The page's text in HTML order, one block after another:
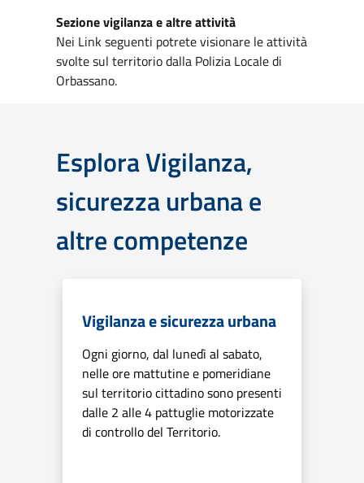
Sezione vigilanza e altre attività
Nei Link seguenti potrete visionare le attività
svolte sul territorio dalla Polizia Locale di
Orbassano.
Esplora Vigilanza,
sicurezza urbana e
altre competenze
Vigilanza e sicurezza urbana
Ogni giorno, dal lunedì al sabato,
nelle ore mattutine e pomeridiane
sul territorio cittadino sono presenti
dalle 2 alle 4 pattuglie motorizzate
di controllo del Territorio.